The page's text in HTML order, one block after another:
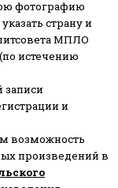
фотографию
страну и
МПЛО
истечению
записи
и
возможность
произведений в